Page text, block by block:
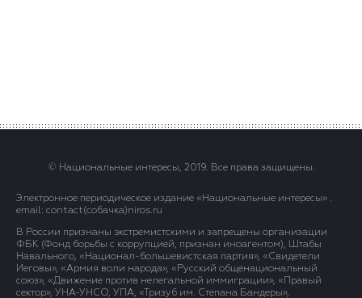
© Национальные интересы, 2019. Все права защищены.
Электронное периодическое издание «Национальные интересы» .
email: contact(сoбaчка)niros.ru
В России признаны экстремистскими и запрещены организации
ФБК (Фонд борьбы с коррупцией, признан иноагентом), Штабы
Навального, «Национал-большевистская партия», «Свидетели
Иеговы», «Армия воли народа», «Русский общенациональный
союз», «Движение против нелегальной иммиграции», «Правый
сектор», УНА-УНСО, УПА, «Тризуб им. Степана Бандеры»,